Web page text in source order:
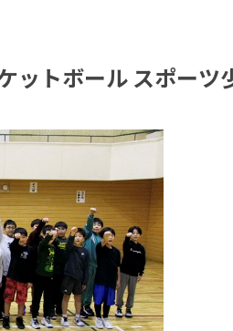
ットボール スポーツ